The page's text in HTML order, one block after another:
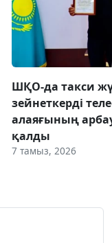
ШҚО-да такси
зейнеткерді
алаяғының
қалды
7 тамыз, 2026